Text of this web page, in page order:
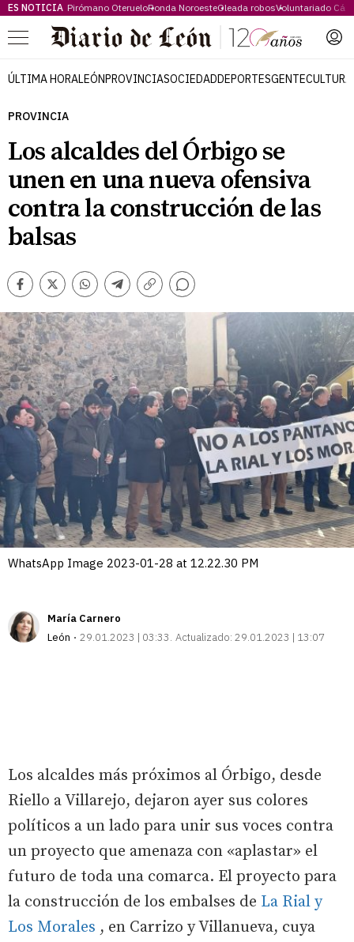
ES NOTICIA Pirómano OterueloRonda NoroesteOleada robosVoluntariado
Menú
ÚLTIMA HORALEÓNPROVINCIASOCIEDADDEPORTESGENTECULTURA
PROVINCIA
Los alcaldes del Órbigo se
unen en una nueva ofensiva
contra la construcción de las
balsas
Facebook
TwitterWhatsappTelegram
Copiar
Comentarios
WhatsApp Image 2023-01-28 at 12.22.30 PM
María Carnero
León
29.01.2023 | 03:33 Actualizado: 29.01.2023 | 13:07
Los alcaldes más próximos al Órbigo, desde
Riello a Villarejo, dejaron ayer sus colores
políticos a un lado para unir sus voces contra
un proyecto que amenaza con «aplastar» el
futuro de toda una comarca. El proyecto para
la construcción de los embalses de La Rial y
Los Morales , en Carrizo y Villanueva, cuya